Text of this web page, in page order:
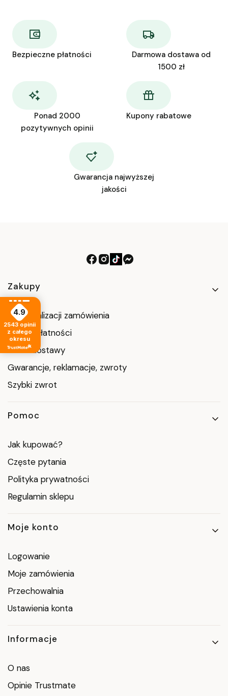
Bezpieczne płatności
Darmowa dostawa od
1500 zł
Ponad 2000
pozytywnych opinii
Kupony rabatowe
Gwarancja najwyższej
jakości
Linki w stopce
Zakupy
Czas realizacji zamówienia
Formy płatności
Koszt dostawy
Gwarancje, reklamacje, zwroty
Szybki zwrot
Pomoc
Jak kupować?
Częste pytania
Polityka prywatności
Regulamin sklepu
Moje konto
Logowanie
Moje zamówienia
Przechowalnia
Ustawienia konta
Informacje
O nas
Opinie Trustmate
4.9
2543 opinii
z całego
okresu